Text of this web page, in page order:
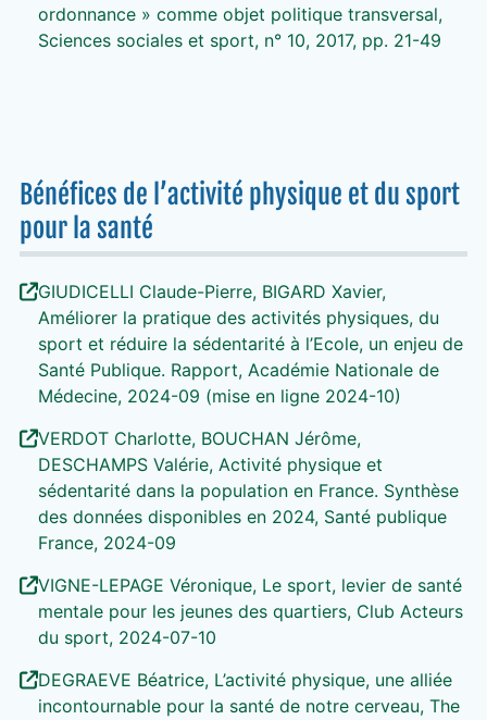
ordonnance » comme objet politique transversal,
Sciences sociales et sport, n° 10, 2017, pp. 21-49
Bénéfices de l’activité physique et du sport
pour la santé
GIUDICELLI Claude-Pierre, BIGARD Xavier,
Améliorer la pratique des activités physiques, du
sport et réduire la sédentarité à l’Ecole, un enjeu de
Santé Publique. Rapport, Académie Nationale de
Médecine, 2024-09 (mise en ligne 2024-10)
VERDOT Charlotte, BOUCHAN Jérôme,
DESCHAMPS Valérie, Activité physique et
sédentarité dans la population en France. Synthèse
des données disponibles en 2024, Santé publique
France, 2024-09
VIGNE-LEPAGE Véronique, Le sport, levier de santé
mentale pour les jeunes des quartiers, Club Acteurs
du sport, 2024-07-10
DEGRAEVE Béatrice, L’activité physique, une alliée
incontournable pour la santé de notre cerveau, The